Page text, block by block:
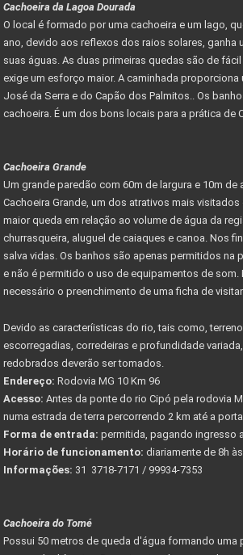
Cachoeira da Lagoa Dourada
O local é formado por uma cachoeira e um lago,
ano, devido aos reflexos dos raios solares, ganha
suas águas. As duas primeiras quedas são de
exige um esforço maior. A caminhada proporciona
José da Serra e do Capão dos Palmitos.. Os
cachoeira. É um dos bons locais para a prática de
Cachoeira Grande
Um grande paredão com 60m de largura e 10m de
Cachoeira Grande, um dos atrativos mais visitados
maior queda em relação ao volume de água da
churrasqueira, aluguel de caiaques e canoa. Nos
salva vidas. Os banhos são apenas permitidos na
e não é permitido o uso de equipamentos de som.
necessário o preenchimento de uma ficha de
Devido as caracteríisticas do rio, tais como,
escorregadias, corredeiras e profundidade
redobrados deverão ser tomados.
Endereço: Rodovia MG 10 Km 96
Acesso: Antes da ponte do rio Cipó pela rodovia
numa estrada de terra percorrendo 2 km até a
Forma de entrada: permitida, pagando ingresso
Horário de funcionamento: diariamente de 8h
Informações: 31 3718-7171 / 99934-7353
Cachoeira do Tomé
Possui 50 metros de queda d'água formando uma